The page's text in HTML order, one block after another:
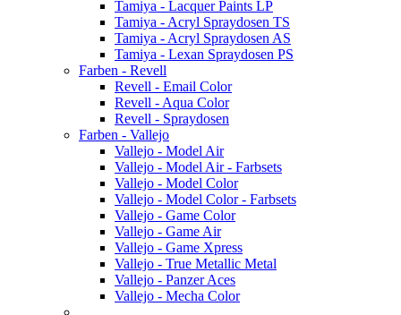
Tamiya - Lacquer Paints LP
Tamiya - Acryl Spraydosen TS
Tamiya - Acryl Spraydosen AS
Tamiya - Lexan Spraydosen PS
Farben - Revell
Revell - Email Color
Revell - Aqua Color
Revell - Spraydosen
Farben - Vallejo
Vallejo - Model Air
Vallejo - Model Air - Farbsets
Vallejo - Model Color
Vallejo - Model Color - Farbsets
Vallejo - Game Color
Vallejo - Game Air
Vallejo - Game Xpress
Vallejo - True Metallic Metal
Vallejo - Panzer Aces
Vallejo - Mecha Color